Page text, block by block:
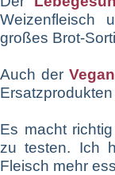
Weizenfleisch
großes Brot-
Auch der
Es macht
zu testen. Ich
Fleisch mehr